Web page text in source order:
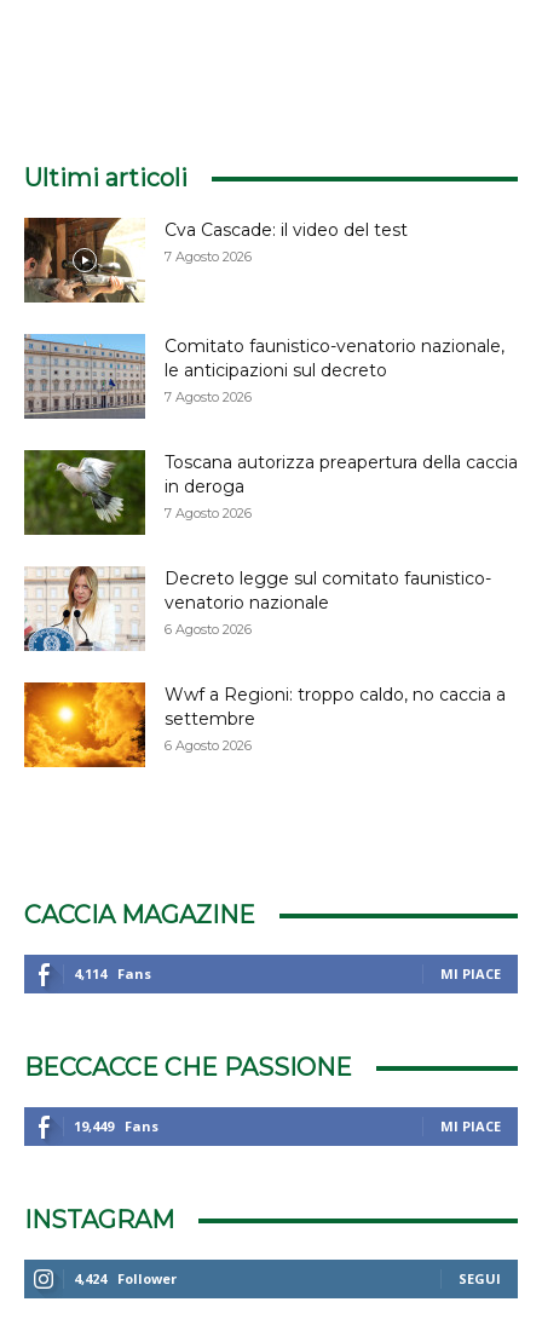
Ultimi articoli
Cva Cascade: il video del test
7 Agosto 2026
Comitato faunistico-venatorio nazionale,
le anticipazioni sul decreto
7 Agosto 2026
Toscana autorizza preapertura della caccia
in deroga
7 Agosto 2026
Decreto legge sul comitato faunistico-
venatorio nazionale
6 Agosto 2026
Wwf a Regioni: troppo caldo, no caccia a
settembre
6 Agosto 2026
CACCIA MAGAZINE
4,114 Fans MI PIACE
BECCACCE CHE PASSIONE
19,449 Fans MI PIACE
INSTAGRAM
4,424 Follower SEGUI